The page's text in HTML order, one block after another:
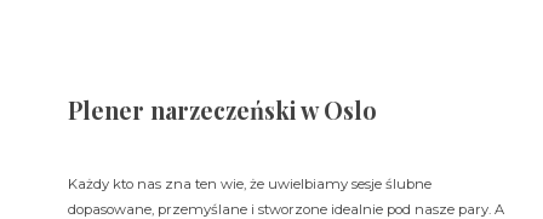
Plener narzeczeński w Oslo
Każdy kto nas zna ten wie, że uwielbiamy sesje ślubne
dopasowane, przemyślane i stworzone idealnie pod nasze pary. A